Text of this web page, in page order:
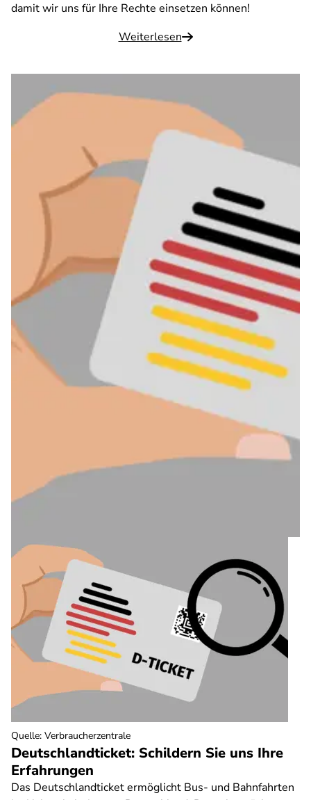
damit wir uns für Ihre Rechte einsetzen können!
Weiterlesen
Deutschlandticket: Schildern Sie uns Ihre
Erfahrungen
Das Deutschlandticket ermöglicht Bus- und Bahnfahrten
Quelle: Verbraucherzentrale